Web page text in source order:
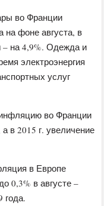
во Франции
на фоне августа, в
на 4,9%. Одежда и
электроэнергия
услуг
инфляцию во Франции
а в 2015 г. увеличение
в Европе
0,3% в августе –
года.